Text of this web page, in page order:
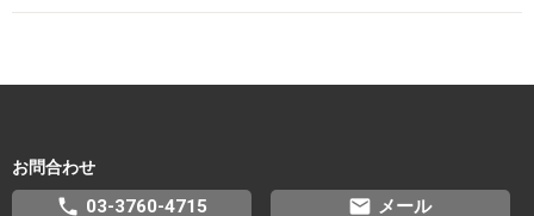
お問合わせ
phone 03-3760-4715 email メール